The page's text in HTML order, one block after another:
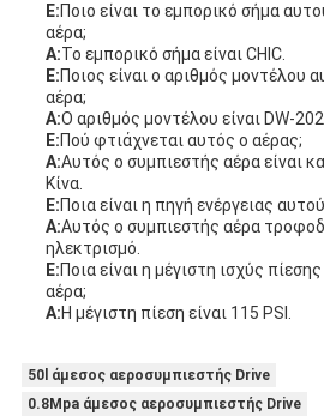
Ε:Ποιο είναι το εμπορικό σήμα
αέρα;
Α:Το εμπορικό σήμα είναι CHIC.
Ε:Ποιος είναι ο αριθμός μοντέλου
αέρα;
Α:Ο αριθμός μοντέλου είναι DW-
Ε:Πού φτιάχνεται αυτός ο αέρας;
Α:Αυτός ο συμπιεστής αέρα είναι
Κίνα.
Ε:Ποια είναι η πηγή ενέργειας
Α:Αυτός ο συμπιεστής αέρα
ηλεκτρισμό.
Ε:Ποια είναι η μέγιστη ισχύς
αέρα;
Α:Η μέγιστη πίεση είναι 115 PSI.
50l άμεσος αεροσυμπιεστής Drive
0.8Mpa άμεσος αεροσυμπιεστής Drive